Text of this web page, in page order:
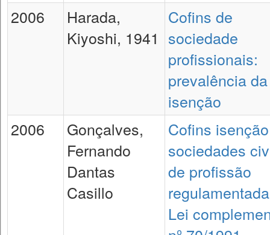
2006
Harada,
Kiyoshi, 1941
Cofins de
sociedade
profissionais:
prevalência da
isenção
2006
Gonçalves,
Fernando
Dantas
Casillo
Cofins
sociedades
de profissão
Lei